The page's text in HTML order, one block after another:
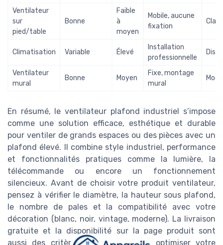
Ventilateur
sur
pied/table
Bonne
Faible
à
moyen
Mobile, aucune
fixation
Climatisation Variable Élevé
Installation
professionnelle
Ventilateur
mural
Bonne Moyen
Fixe, montage
mural
En résumé, le ventilateur plafond industriel s’impose
comme une solution efficace, esthétique et durable
pour ventiler de grands espaces ou des pièces avec un
plafond élevé. Il combine style industriel, performance
et fonctionnalités pratiques comme la lumière, la
télécommande ou encore un fonctionnement
silencieux. Avant de choisir votre produit ventilateur,
pensez à vérifier le diamètre, la hauteur sous plafond,
le nombre de pales et la compatibilité avec votre
décoration (blanc, noir, vintage, moderne). La livraison
gratuite et la disponibilité sur la page produit sont
aussi des critères à surveiller pour optimiser votre